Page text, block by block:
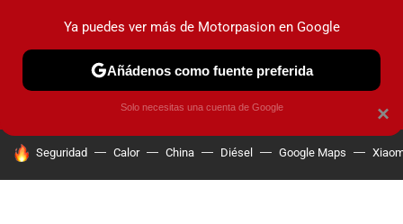
PRUEBAS COCHES ELÉCTRICOS OBSERVATORIO
HOY SE HABLA DE
Seguridad Calor China Diésel Google Maps
×
Ya puedes ver más de Motorpasion en Google
Añádenos como fuente preferida
Solo necesitas una cuenta de Google